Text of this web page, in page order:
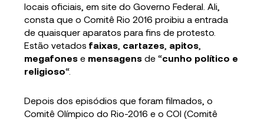
locais oficiais, em site do Governo Federal. Ali,
consta que o Comitê Rio 2016 proibiu a entrada
de quaisquer aparatos para fins de protesto.
Estão vetados faixas cartazes apitos
megafonese mensagensde “cunho político e
religioso“.
Depois dos episódios que foram filmados, o
Comitê Olímpico do Rio-2016 e o COI (Comitê